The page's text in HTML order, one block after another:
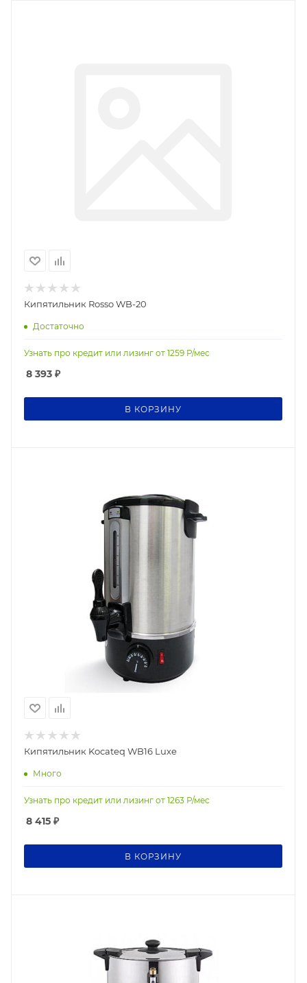
Кипятильник Rosso WB-20
Достаточно
Узнать про кредит или лизинг от 1259 Р/мес
8 393 ₽
В КОРЗИНУ
Кипятильник Kocateq WB16 Luxe
Много
Узнать про кредит или лизинг от 1263 Р/мес
8 415 ₽
В КОРЗИНУ